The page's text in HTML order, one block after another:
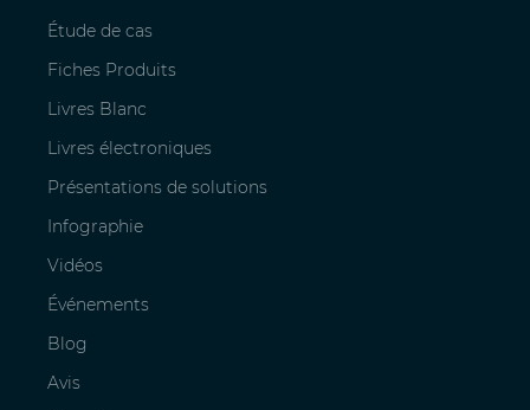
Étude de cas
Fiches Produits
Livres Blanc
Livres électroniques
Présentations de solutions
Infographie
Vidéos
Événements
Blog
Avis